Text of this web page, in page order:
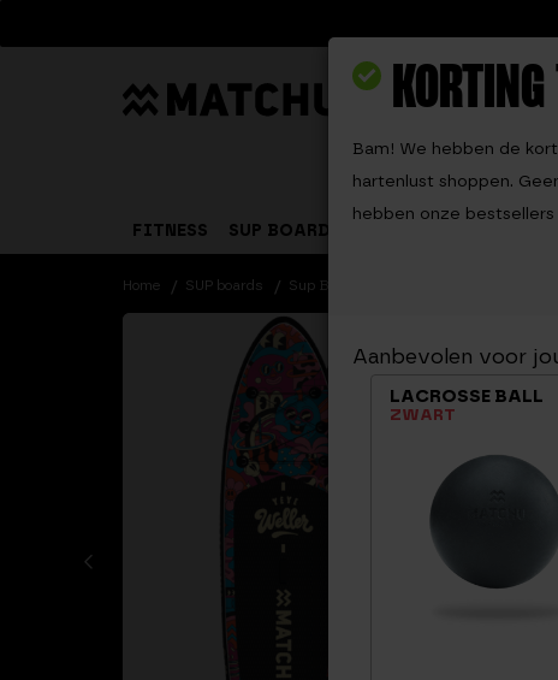
KORTING
Bam! We hebben de
hartenlust shoppen.
hebben onze
Aanbevolen voor
LACROSSE BALL
ZWART
Zoeken
FITNESS SUP BOARDS
Home SUP boards Sup Board YeYe Weller